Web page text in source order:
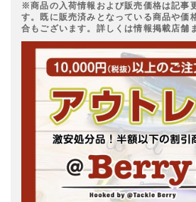
※商品の入荷情報および販売価格は記事
す。既に販売済みとなっている商品や価
合もございます。詳しくは情報掲載店舗